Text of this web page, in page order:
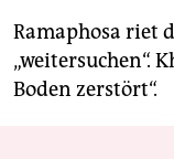
Ramaphosa riet
„weitersuchen“.
Boden zerstört“.